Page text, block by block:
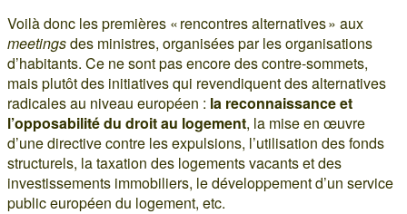
Voilà donc les premières « rencontres alternatives » aux
meetingsdes ministres, organisées par les organisations
d’habitants. Ce ne sont pas encore des contre-sommets,
mais plutôt des initiatives qui revendiquent des alternatives
radicales au niveau européen : la reconnaissance et
l’opposabilité du droit au logement, la mise en œuvre
d’une directive contre les expulsions, l’utilisation des fonds
structurels, la taxation des logements vacants et des
investissements immobiliers, le développement d’un service
public européen du logement, etc.